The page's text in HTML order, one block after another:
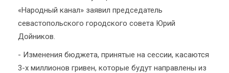
«Народный канал» заявил председатель
севастопольского городского совета Юрий
Дойников.
- Изменения бюджета, принятые на сессии, касаются
3-х миллионов гривен, которые будут направлены из